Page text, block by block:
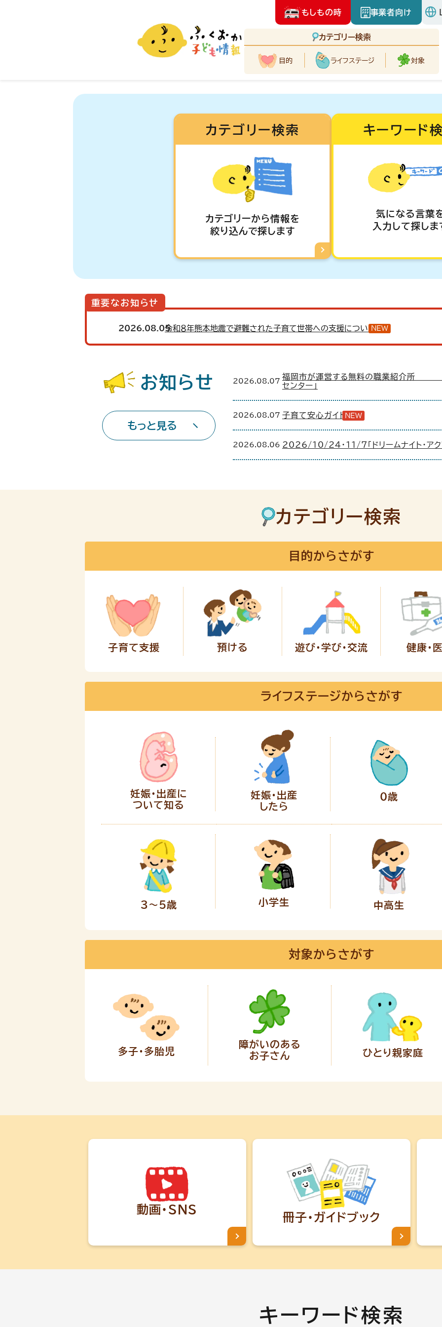
もしもの時 事業者向け
カテゴリー検索
目的 ライフステージ 対象
福岡市の子育て情報サイト
カテゴリー検索
カテゴリーから情報を
絞り込んで探します
キーワード
気になる言葉
入力して探しま
重要なお知らせ
2026.08.05令和８年熊本地震で避難された子育て世帯への支援についてNEW
お知らせ
もっと見る
2026.08.07
福岡市が運営する無料の職業紹介所
センター」
2026.08.07 子育て安心ガイドNEW
2026.08.06 2026/10/24・11/7「ドリームナイト・アク
カテゴリー検索
目的からさがす
子育て支援 預ける 遊び・学び・ 交流 健康・
ライフステージからさがす
妊娠・出産に
ついて知る
妊娠・出産
したら
0歳
3～5歳 小学生 中高生
対象からさがす
多子・多胎児
障がいのある
お子さん
ひとり親家庭
動画・SNS
冊子・ ガイドブック
キーワード検索